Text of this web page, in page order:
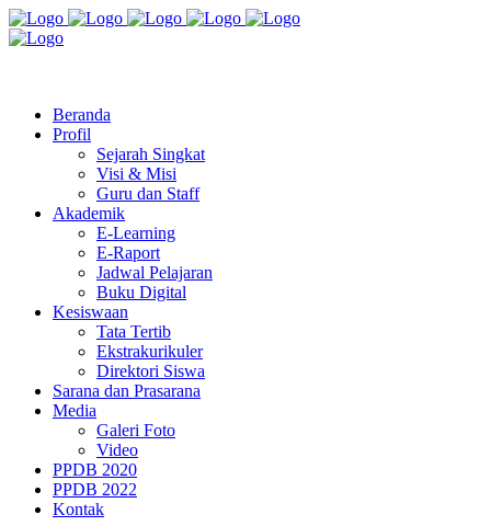
Beranda
Profil
Sejarah Singkat
Visi & Misi
Guru dan Staff
Akademik
E-Learning
E-Raport
Jadwal Pelajaran
Buku Digital
Kesiswaan
Tata Tertib
Ekstrakurikuler
Direktori Siswa
Sarana dan Prasarana
Media
Galeri Foto
Video
PPDB 2020
PPDB 2022
Kontak